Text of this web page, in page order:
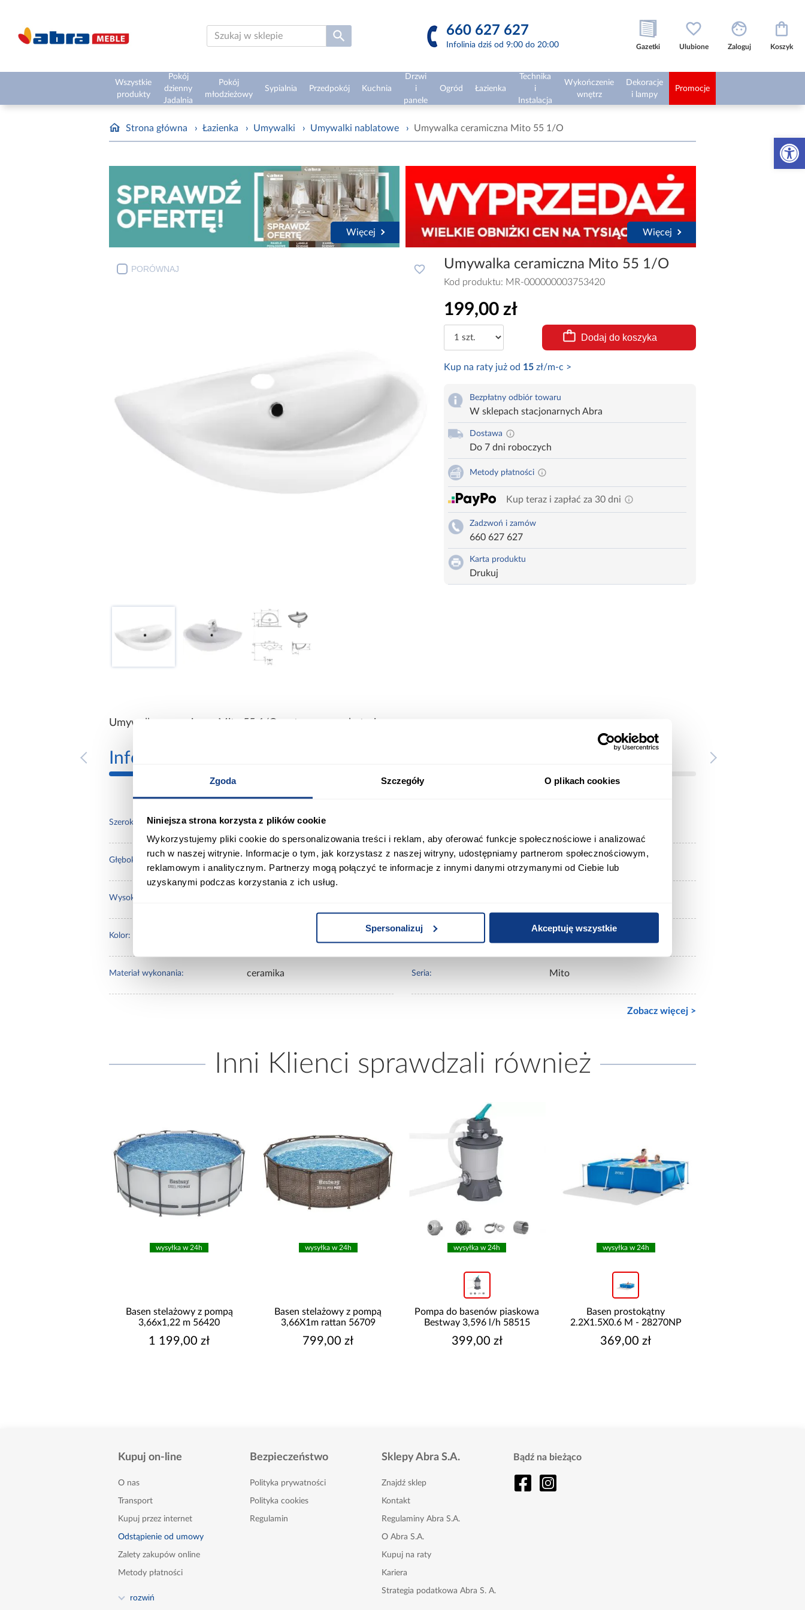
Zgoda Szczegóły O plikach cookies
Niniejsza strona korzysta z plików cookie
Wykorzystujemy pliki cookie do spersonalizowania treści i reklam, aby oferować funkcje społecznościowe i analizować
ruch w naszej witrynie. Informacje o tym, jak korzystasz z naszej witryny, udostępniamy partnerom społecznościowym,
reklamowym i analitycznym. Partnerzy mogą połączyć te informacje z innymi danymi otrzymanymi od Ciebie lub
uzyskanymi podczas korzystania z ich usług.
Spersonalizuj Akceptuję wszystkie
Otwórz
660 627 627
Infolinia dziś od 9:00 do 20:00 Gazetki Ulubione Zaloguj Koszyk
Wszystkie
produkty
Pokój
dzienny
Jadalnia
Pokój
młodzieżowy
Sypialnia Przedpokój Kuchnia
Drzwi
i
panele
Ogród Łazienka
Technika
i
Instalacja
Wykończenie
wnętrz
Dekoracje
i lampy
Promocje
Strona główna › Łazienka › Umywalki › Umywalki nablatowe › Umywalka ceramiczna Mito 55 1/O
Więcej Więcej
PORÓWNAJ Umywalka ceramiczna Mito 55 1/O
Kod produktu: MR-000000003753420
199,00 zł
Dodaj do koszyka
Kup na raty już od 15zł/m-c >
Bezpłatny odbiór towaru
W sklepach stacjonarnych Abra
Dostawa
Do 7 dni roboczych
Metody płatności
Kup teraz i zapłać za 30 dni
Zadzwoń i zamów
660 627 627
Karta produktu
Drukuj
Umywalka ceramiczna Mito 55 1/O z otworem na baterię.
Informacje
Szerokość [cm]: 55.00
Głębokość [cm]:
Wysokość [cm]:
Kolor:
Materiał wykonania: ceramika
Przelew:
Marka produktu: LECICO
Seria: Mito
Zobacz więcej >
Inni Klienci sprawdzali również
wysyłka w 24h
Basen stelażowy z pompą
3,66x1,22 m 56420
1 199,00 zł
wysyłka w 24h
Basen stelażowy z pompą
3,66X1m rattan 56709
799,00 zł
wysyłka w 24h
Pompa do basenów piaskowa
Bestway 3,596 l/h 58515
399,00 zł
wysyłka w 24h
Basen prostokątny
2.2X1.5X0.6 M - 28270NP
369,00 zł
Kupuj on-line
O nas
Transport
Kupuj przez internet
Odstąpienie od umowy
Zalety zakupów online
Metody płatności
rozwiń
Bezpieczeństwo
Polityka prywatności
Polityka cookies
Regulamin
Sklepy Abra S.A.
Znajdź sklep
Kontakt
Regulaminy Abra S.A.
O Abra S.A.
Kupuj na raty
Kariera
Strategia podatkowa Abra S. A.
Bądź na bieżąco